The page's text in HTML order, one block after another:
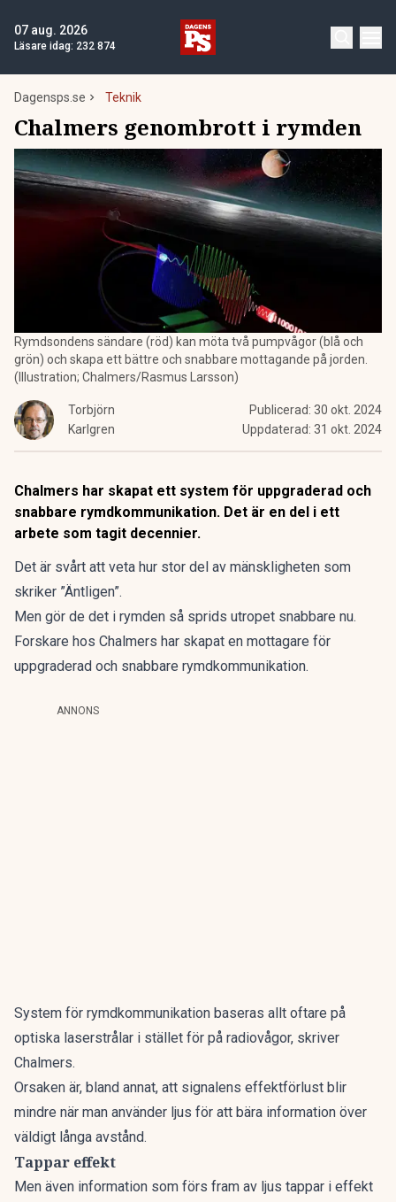
07 aug. 2026
Läsare idag: 232 874
Dagensps.se Teknik
Chalmers genombrott i rymden
Rymdsondens sändare (röd) kan möta två pumpvågor (blå och
grön) och skapa ett bättre och snabbare mottagande på jorden.
(Illustration; Chalmers/Rasmus Larsson)
Torbjörn
Karlgren
Publicerad: 30 okt. 2024
Uppdaterad: 31 okt. 2024
Chalmers har skapat ett system för uppgraderad och
snabbare rymdkommunikation. Det är en del i ett
arbete som tagit decennier.
Det är svårt att veta hur stor del av mänskligheten som
skriker ”Äntligen”.
Men gör de det i rymden så sprids utropet snabbare nu.
Forskare hos Chalmers har skapat en mottagare för
uppgraderad och snabbare rymdkommunikation.
ANNONS
System för rymdkommunikation baseras allt oftare på
optiska laserstrålar i stället för på radiovågor, skriver
Chalmers.
Orsaken är, bland annat, att signalens effektförlust blir
mindre när man använder ljus för att bära information över
väldigt långa avstånd.
Tappar effekt
Men även information som förs fram av ljus tappar i effekt